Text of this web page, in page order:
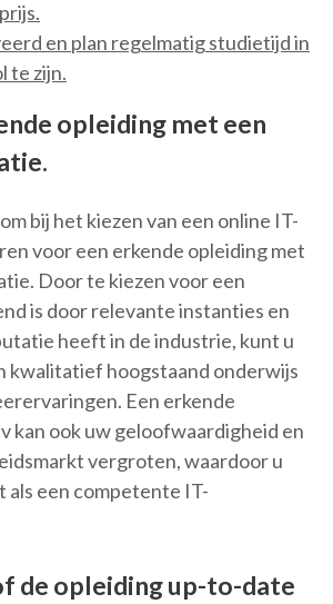
en plan regelmatig studietijd in
te zijn.
opleiding met een
bij het kiezen van een online IT-
voor een erkende opleiding met
Door te kiezen voor een
is door relevante instanties en
heeft in de industrie, kunt u
kwalitatief hoogstaand onderwijs
Een erkende
kan ook uw geloofwaardigheid en
vergroten, waardoor u
als een competente IT-
de opleiding up-to-date